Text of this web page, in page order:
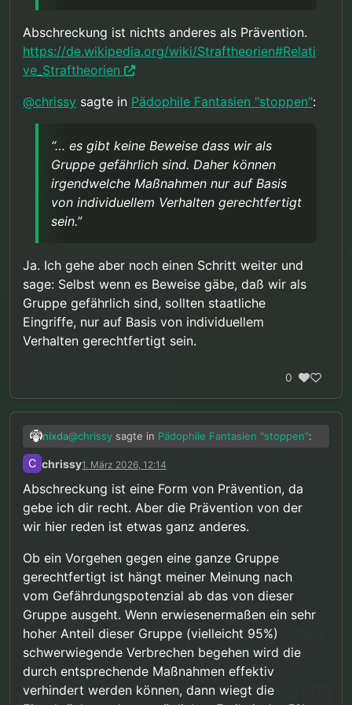
Abschreckung ist nichts anderes als Prävention.
https://de.wikipedia.org/wiki/Straftheorien#Relati
ve_Straftheorien
@chrissy sagte in Pädophile Fantasien "stoppen":
“… es gibt keine Beweise dass wir als
Gruppe gefährlich sind. Daher können
irgendwelche Maßnahmen nur auf Basis
von individuellem Verhalten gerechtfertigt
sein.”
Ja. Ich gehe aber noch einen Schritt weiter und
sage: Selbst wenn es Beweise gäbe, daß wir als
Gruppe gefährlich sind, sollten staatliche
Eingriffe, nur auf Basis von individuellem
Verhalten gerechtfertigt sein.
0
nixda@chrissy sagte in Pädophile Fantasien "stoppen":
das ist etwas anderes als Prävention.”
Abschreckung ist nichts anderes als Prävention.
https://de.wikipedia.org/wiki/Straftheorien#Relativ
e_Straftheorien
chrissy sagte in Pädophile Fantasien "stoppen"
“… es gibt keine Beweise dass wir als
Gruppe gefährlich sind. Daher können
irgendwelche Maßnahmen nur auf Basis
von individuellem Verhalten gerechtfertigt
sein.”
Ja. Ich gehe aber noch einen Schritt weiter und
sage: Selbst wenn es Beweise gäbe, daß wir als
Gruppe gefährlich sind, sollten staatliche Eingriffe,
nur auf Basis von individuellem Verhalten
gerechtfertigt sein.
C chrissy1. März 2026, 12:14
Abschreckung ist eine Form von Prävention, da
gebe ich dir recht. Aber die Prävention von der
wir hier reden ist etwas ganz anderes.
Ob ein Vorgehen gegen eine ganze Gruppe
gerechtfertigt ist hängt meiner Meinung nach
vom Gefährdungspotenzial ab das von dieser
Gruppe ausgeht. Wenn erwiesenermaßen ein sehr
hoher Anteil dieser Gruppe (vielleicht 95%)
schwerwiegende Verbrechen begehen wird die
durch entsprechende Maßnahmen effektiv
verhindert werden können, dann wiegt die